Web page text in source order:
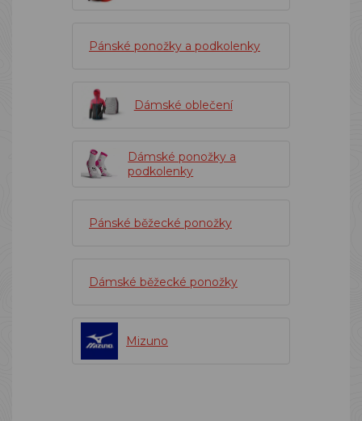
Pánské ponožky a podkolenky
Dámské oblečení
Dámské ponožky a
podkolenky
Pánské běžecké ponožky
Dámské běžecké ponožky
Mizuno